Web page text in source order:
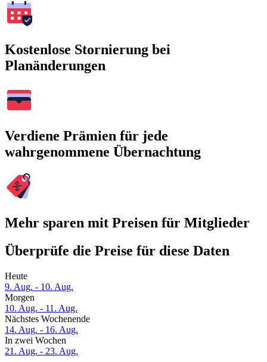
Kostenlose Stornierung bei
Planänderungen
Verdiene Prämien für jede
wahrgenommene Übernachtung
Mehr sparen mit Preisen für Mitglieder
Überprüfe die Preise für diese Daten
Heute
9. Aug. - 10. Aug.
Morgen
10. Aug. - 11. Aug.
Nächstes Wochenende
14. Aug. - 16. Aug.
In zwei Wochen
21. Aug. - 23. Aug.